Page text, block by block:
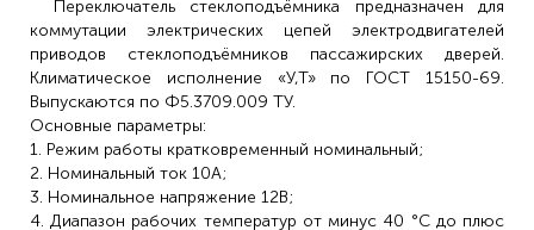
Переключатель стеклоподъёмника предназначен для
коммутации электрических цепей электродвигателей
приводов стеклоподъёмников пассажирских дверей.
Климатическое исполнение «У,Т» по ГОСТ 15150-69.
Выпускаются по Ф5.3709.009 ТУ.
Основные параметры:
1. Режим работы кратковременный номинальный;
2. Номинальный ток 10А;
3. Номинальное напряжение 12В;
4. Диапазон рабочих температур от минус 40 °C до плюс